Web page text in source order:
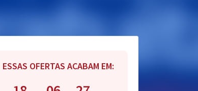
ESSAS OFERTAS ACABAM EM: